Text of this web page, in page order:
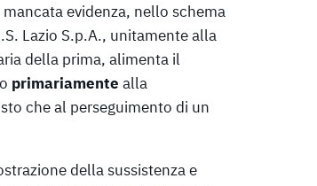
evidenza, nello schema
Lazio S.p.A., unitamente alla
della prima, alimenta il
primariamente alla
che al perseguimento di un
della sussistenza e